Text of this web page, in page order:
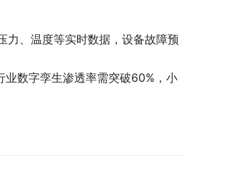
力、温度等实时数据，设备故障预
业数字孪生渗透率需突破60%，小